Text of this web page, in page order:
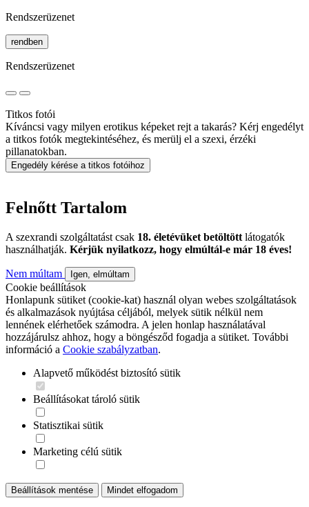
Rendszerüzenet
rendben
Rendszerüzenet
Titkos fotói
Kíváncsi vagy milyen erotikus képeket rejt a takarás? Kérj engedélyt
a titkos fotók megtekintéséhez, és merülj el a szexi, érzéki
pillanatokban.
Engedély kérése a titkos fotóihoz
Felnőtt Tartalom
A szexrandi szolgáltatást csak 18. életévüket betöltött látogatók
használhatják. Kérjük nyilatkozz, hogy elmúltál-e már 18 éves!
Nem múltam Igen, elmúltam
Cookie beállítások
Honlapunk sütiket (cookie-kat) használ olyan webes szolgáltatások
és alkalmazások nyújtása céljából, melyek sütik nélkül nem
lennének elérhetőek számodra. A jelen honlap használatával
hozzájárulsz ahhoz, hogy a böngésződ fogadja a sütiket. További
információ a Cookie szabályzatban.
Alapvető működést biztosító sütik
Beállításokat tároló sütik
Statisztikai sütik
Marketing célú sütik
Beállítások mentése Mindet elfogadom